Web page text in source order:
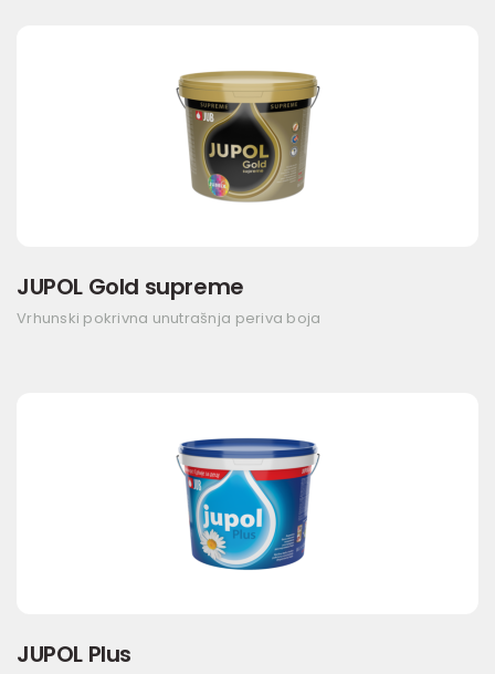
JUPOL Gold supreme
Vrhunski pokrivna unutrašnja periva boja
JUPOL Plus